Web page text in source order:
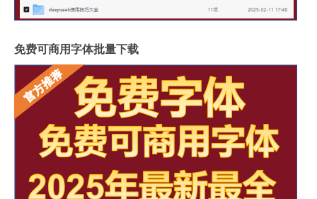
免费可商用字体批量下载